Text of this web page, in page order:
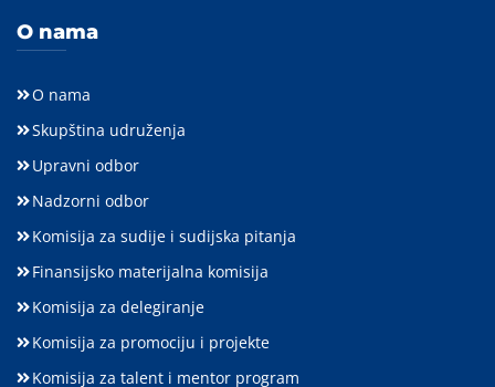
O nama
O nama
Skupština udruženja
Upravni odbor
Nadzorni odbor
Komisija za sudije i sudijska pitanja
Finansijsko materijalna komisija
Komisija za delegiranje
Komisija za promociju i projekte
Komisija za talent i mentor program